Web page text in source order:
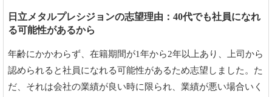
日立メタルプレシジョンの志望理由：40代でも社員になれ
る可能性があるから
年齢にかかわらず、在籍期間が1年から2年以上あり、上司から
認められると社員になれる可能性があるため志望しました。た
だ、それは会社の業績が良い時に限られ、業績が悪い場合いく